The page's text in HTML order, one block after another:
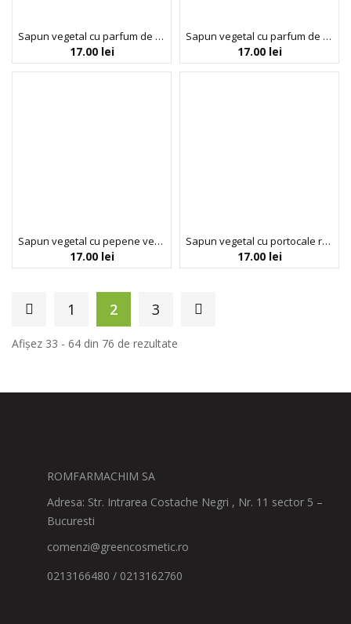
Sapun vegetal cu parfum de trandafiri, Florinda, 100 g La Dispensa
17.00 lei
Sapun vegetal cu parfum de vanilie Florinda, 100 g La Dispensa
17.00 lei
Sapun vegetal cu pepene verde Florinda, 100 g La Dispensa
17.00 lei
Sapun vegetal cu portocale rosii Florinda, La Dispensa, 100g
17.00 lei
1 2 3
Afișez 33 - 64 din 76 de rezultate
ROMFARMACHIM SA
Adresa: Str. Intrarea Costache Negri , Nr. 11 sector 5 –
Bucuresti
comenzi@greencosmetic.ro
0213166480 / 0213162760